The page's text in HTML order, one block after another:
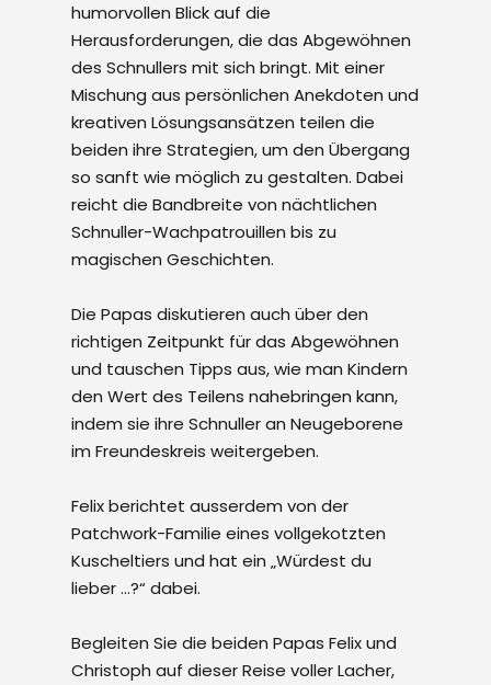
humorvollen Blick auf die
Herausforderungen, die das Abgewöhnen
des Schnullers mit sich bringt. Mit einer
Mischung aus persönlichen Anekdoten und
kreativen Lösungsansätzen teilen die
beiden ihre Strategien, um den Übergang
so sanft wie möglich zu gestalten. Dabei
reicht die Bandbreite von nächtlichen
Schnuller-Wachpatrouillen bis zu
magischen Geschichten.
Die Papas diskutieren auch über den
richtigen Zeitpunkt für das Abgewöhnen
und tauschen Tipps aus, wie man Kindern
den Wert des Teilens nahebringen kann,
indem sie ihre Schnuller an Neugeborene
im Freundeskreis weitergeben.
Felix berichtet ausserdem von der
Patchwork-Familie eines vollgekotzten
Kuscheltiers und hat ein „Würdest du
lieber …?“ dabei.
Begleiten Sie die beiden Papas Felix und
Christoph auf dieser Reise voller Lacher,